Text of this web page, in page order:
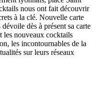
nous ont fait découvrir
à la clé. Nouvelle carte
dès à présent sa carte
les nouveaux cocktails
les incontournables de la
sur leurs réseaux